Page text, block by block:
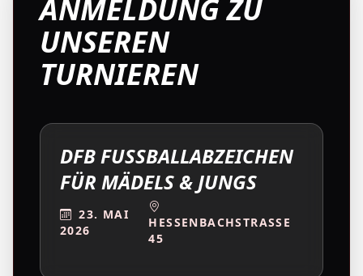
ANMELDUNG ZU
UNSEREN
TURNIEREN
DFB FUSSBALLABZEICHEN F
ÜR MÄDELS & JUNGS
23. MAI
2026
HESSENBACHSTRASSE 4
5